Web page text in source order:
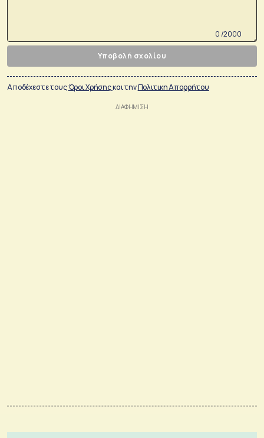
0 /2000
Υποβολή σχολίου
Αποδέχεστε τουςΌροι Χρήσηςκαι τηνΠολιτικη Απορρήτου